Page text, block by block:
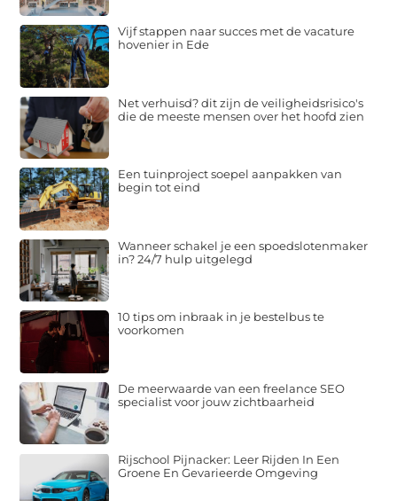
Vijf stappen naar succes met de vacature
hovenier in Ede
Net verhuisd? dit zijn de veiligheidsrisico's
die de meeste mensen over het hoofd zien
Een tuinproject soepel aanpakken van
begin tot eind
Wanneer schakel je een spoedslotenmaker
in? 24/7 hulp uitgelegd
10 tips om inbraak in je bestelbus te
voorkomen
De meerwaarde van een freelance SEO
specialist voor jouw zichtbaarheid
Rijschool Pijnacker: Leer Rijden In Een
Groene En Gevarieerde Omgeving